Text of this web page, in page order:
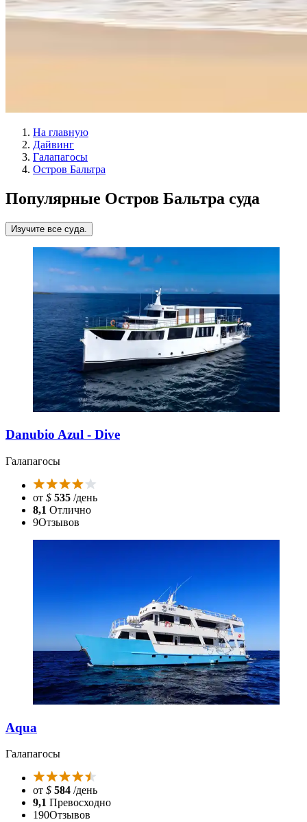
На главную
Дайвинг
Галапагосы
Остров Бальтра
Популярные Остров Бальтра суда
Изучите все суда.
Danubio Azul - Dive
Галапагосы
от $ 535 /день
8,1 Отлично
9Отзывов
Aqua
Галапагосы
от $ 584 /день
9,1 Превосходно
190Отзывов